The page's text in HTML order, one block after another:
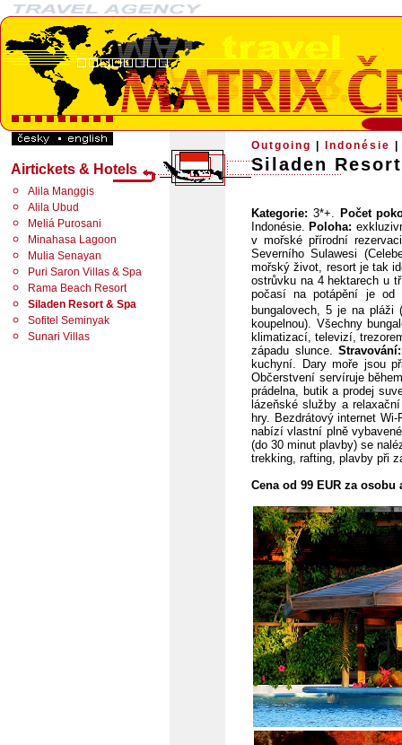
Outgoing Indonésie
Siladen
Airtickets & Hotels
Alila Manggis
Alila Ubud
Meliá Purosani
Minahasa Lagoon
Mulia Senayan
Puri Saron Villas & Spa
Rama Beach Resort
Siladen Resort & Spa
Sofitel Seminyak
Sunari Villas
Kategorie: 3*+. Počet
Indonésie. Poloha:
v mořské přírodní
Severního Sulawesi
mořský život, resort je tak
ostrůvku na 4 hektarech u
počasí na potápění je od
bungalovech, 5 je na pláži
koupelnou). Všechny
klimatizací, televizí,
západu slunce.
kuchyní. Dary moře jsou
Občerstvení servíruje
prádelna, butik a prodej
lázeňské služby a
hry. Bezdrátový internet
nabízí vlastní plně
(do 30 minut plavby) se
trekking, rafting, plavby při
Cena od 99 EUR za